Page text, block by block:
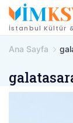
İçeriğe
geçİstanbul Kültür
Ana Sayfa